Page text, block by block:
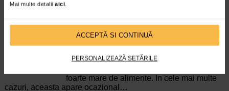
Mai multe detalii aici.
ACCEPTĂ SI CONTINUĂ
PERSONALIZEAZĂ SETĂRILE
Timp de citire:4 minute, 32 secunde
Senzatia de prea plin: cand indica o afectiune si
cum o tratati
dupa masa o senzatie de prea plin, chiar si
foarte mare de alimente. In cele mai multe
cazuri, aceasta apare ocazional…